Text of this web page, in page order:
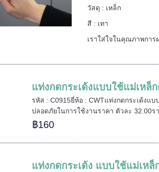
วัสดุ : เหล็ก
สี : เทา
เราใส่ใจในคุณภาพกา
แท่งกดกระเด้งแบบใช้แม่เหล็
รหัส : C0915ยี่ห้อ : CWTแท่งกดกระเด้งแ
ปลอดภัยในการใช้งานราคา ตัวละ 32.00ร
฿160
แท่งกดกระเด้ง แบบใช้แม่เห